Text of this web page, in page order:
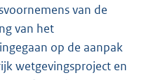
van de
van het
op de aanpak
wetgevingsproject en